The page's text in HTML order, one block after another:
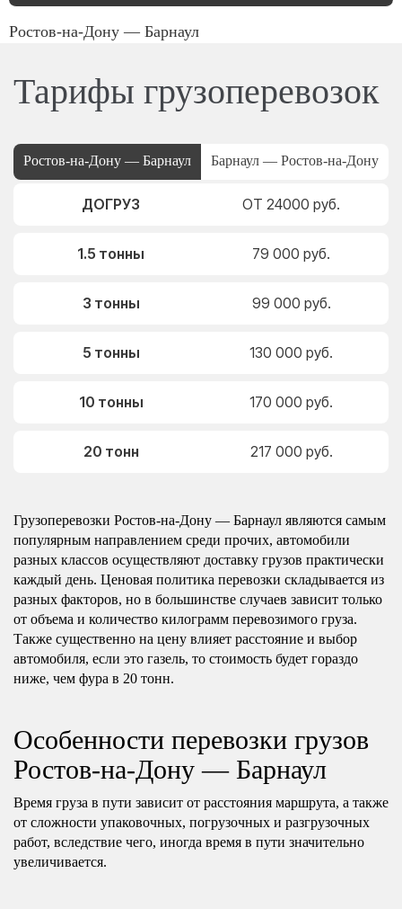
Ростов-на-Дону — Барнаул
Тарифы грузоперевозок
Ростов-на-Дону — Барнаул Барнаул — Ростов-на-Дону
ДОГРУЗ ОТ 24000 руб.
1.5 тонны 79 000 руб.
3 тонны 99 000 руб.
5 тонны 130 000 руб.
10 тонны 170 000 руб.
20 тонн 217 000 руб.
Грузоперевозки Ростов-на-Дону — Барнаул являются самым
популярным направлением среди прочих, автомобили
разных классов осуществляют доставку грузов практически
каждый день. Ценовая политика перевозки складывается из
разных факторов, но в большинстве случаев зависит только
от объема и количество килограмм перевозимого груза.
Также существенно на цену влияет расстояние и выбор
автомобиля, если это газель, то стоимость будет гораздо
ниже, чем фура в 20 тонн.
Особенности перевозки грузов
Ростов-на-Дону — Барнаул
Время груза в пути зависит от расстояния маршрута, а также
от сложности упаковочных, погрузочных и разгрузочных
работ, вследствие чего, иногда время в пути значительно
увеличивается.